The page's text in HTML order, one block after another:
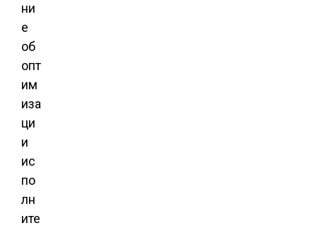
ни
е
об
опт
им
иза
ци
и
ис
по
лн
ите